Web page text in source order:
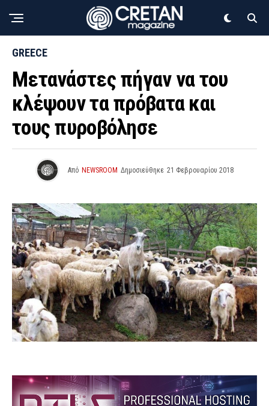
GREECE
Μετανάστες πήγαν να του
κλέψουν τα πρόβατα και
τους πυροβόλησε
Από NEWSROOM Δημοσιεύθηκε 21 Φεβρουαρίου 2018